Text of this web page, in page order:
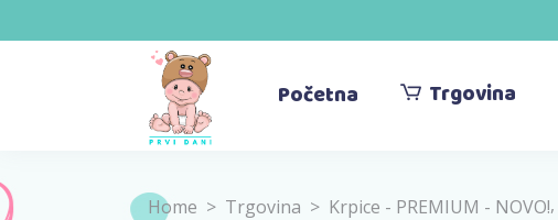
Početna Trgovina
Home > Trgovina > Krpice - PREMIUM - NOVO!,